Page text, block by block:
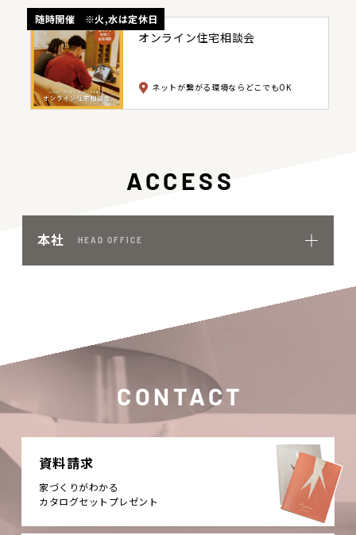
随時開催 ※火,水は定休日
オンライン住宅相談会
ネットが繋がる環境ならどこでもOK
ACCESS
本社 HEAD OFFICE
CONTACT
資料請求
家づくりがわかる
カタログセットプレゼント